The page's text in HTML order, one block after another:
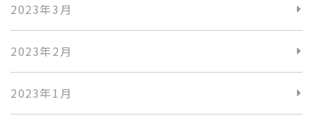
2023年3月
2023年2月
2023年1月